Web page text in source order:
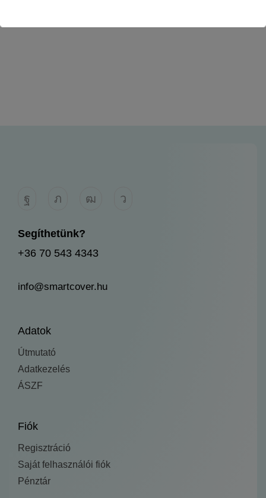
Segíthetünk?
+36 70 543 4343
info@smartcover.hu
Adatok
Útmutató
Adatkezelés
ÁSZF
Fiók
Regisztráció
Saját felhasználói fiók
Pénztár